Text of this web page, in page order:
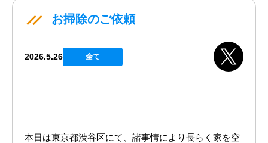
お掃除のご依頼
2026.5.26 全て
本日は東京都渋谷区にて、諸事情により長らく家を空